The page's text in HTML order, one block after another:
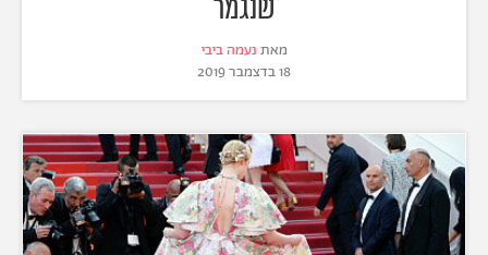
שנגמר
מאת נעמה ביבי
18 בדצמבר 2019